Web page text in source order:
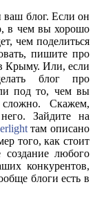
ваш блог. Если он
в чем вы хорошо
чем поделиться
пишите про
Крыму. Или, если
блог про
под то, чем вы
Скажем,
Зайдите на
там описано
того, как стоит
любого
конкурентов,
блоги есть в